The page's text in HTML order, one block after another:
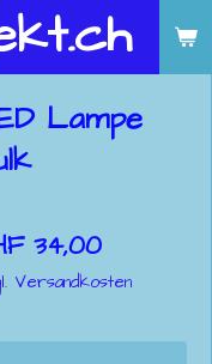
Lampe
34,00
Versandkosten